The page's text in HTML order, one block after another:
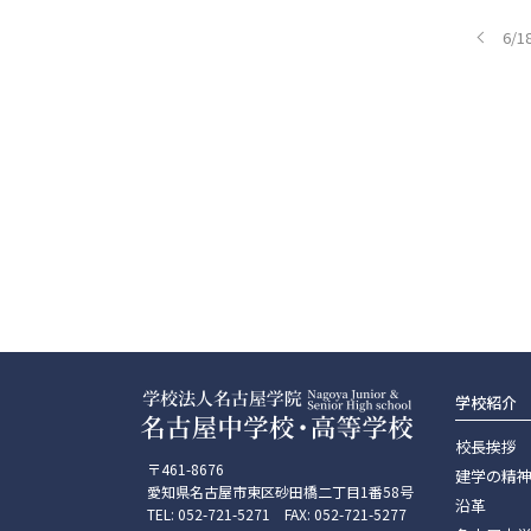
6/
〒461-8676
愛知県名古屋市東区砂田橋二丁目1番58号
TEL: 052-721-5271 FAX: 052-721-5277
学校紹介
校長挨拶
建学の精神
沿革